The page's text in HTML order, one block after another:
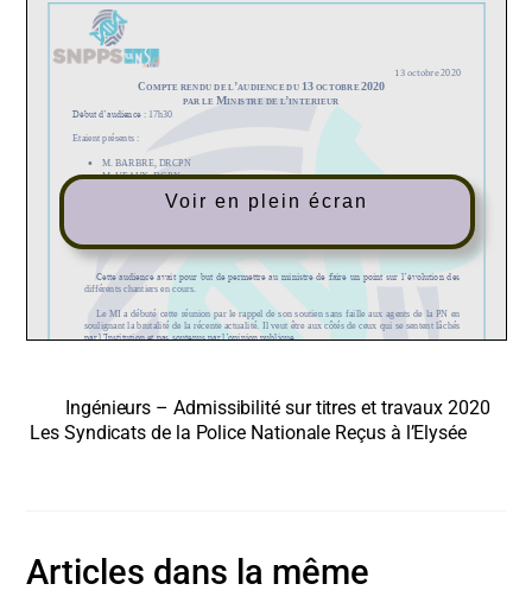
Voir en plein écran
Ingénieurs – Admissibilité sur titres et travaux 2020
Les Syndicats de la Police Nationale Reçus à l’Elysée
Articles dans la même